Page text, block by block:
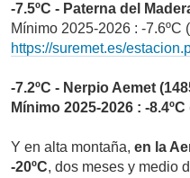
-7.5ºC - Paterna del
Mínimo 2025-2026 : -7.6ºC
https://suremet.es/
-7.2ºC - Nerpio Aemet
Mínimo 2025-2026 : -
Y en alta montaña,en la
-20ºC, dos meses y medio